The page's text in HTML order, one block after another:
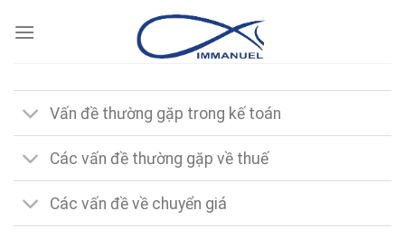
Vấn đề thường gặp trong kế toán
Các vấn đề thường gặp về thuế
Các vấn đề về chuyển giá